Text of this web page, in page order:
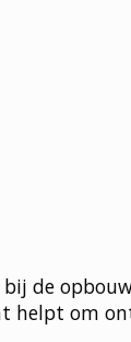
de
helpt om